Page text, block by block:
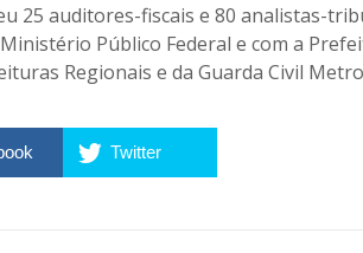
25 auditores-fiscais e 80 analistas-
Público Federal e com a
Regionais e da Guarda Civil
Twitter